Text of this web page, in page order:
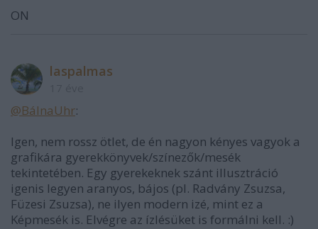
ON
laspalmas
@BálnaUhr:
Igen, nem rossz ötlet, de én nagyon kényes vagyok a
grafikára gyerekkönyvek/színezők/mesék
tekintetében. Egy gyerekeknek szánt illusztráció
igenis legyen aranyos, bájos (pl. Radvány Zsuzsa,
Füzesi Zsuzsa), ne ilyen modern izé, mint ez a
Képmesék is. Elvégre az ízlésüket is formálni kell. :)